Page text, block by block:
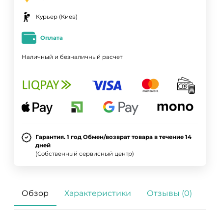
Курьер (Киев)
Оплата
Наличный и безналичный расчет
Гарантия. 1 год Обмен/возврат товара в течение 14
дней
(Собственный сервисный центр)
Обзор Характеристики Отзывы (0)